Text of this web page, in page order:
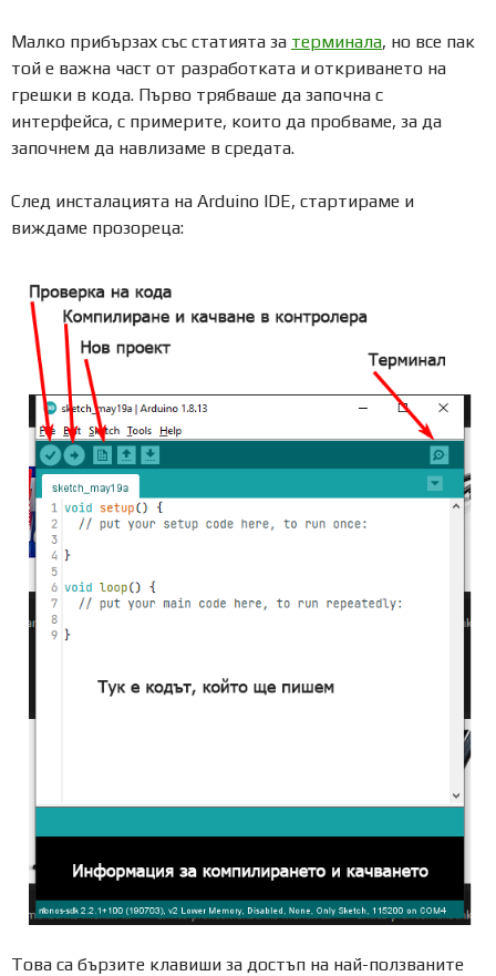
Малко прибързах със статията за терминала, но все пак
той е важна част от разработката и откриването на
грешки в кода. Първо трябваше да започна с
интерфейса, с примерите, които да пробваме, за да
започнем да навлизаме в средата.
След инсталацията на Arduino IDE, стартираме и
виждаме прозореца:
Това са бързите клавиши за достъп на най-ползваните